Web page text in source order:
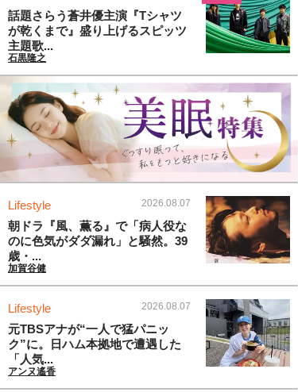
話題さらう蒼井優主演『Tシャツ
が乾くまで』盛り上げるスピッツ
主題歌...
石黒隆之
Lifestyle 2026.08.07
朝ドラ『風、薫る』で「病人役な
のに色気がダダ漏れ」と騒然。39
歳・...
加賀谷健
Lifestyle 2026.08.07
元TBSアナが“一人で猛パニッ
ク”に。日ハム本拠地で遭遇した
「人気...
アンヌ遙香